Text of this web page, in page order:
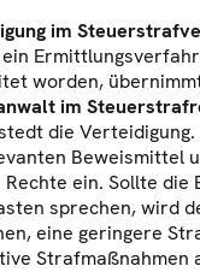
im
worden,
im
die
Beweismittel
ein. Sollte die
sprechen, wird
eine geringere
Strafmaßnahmen